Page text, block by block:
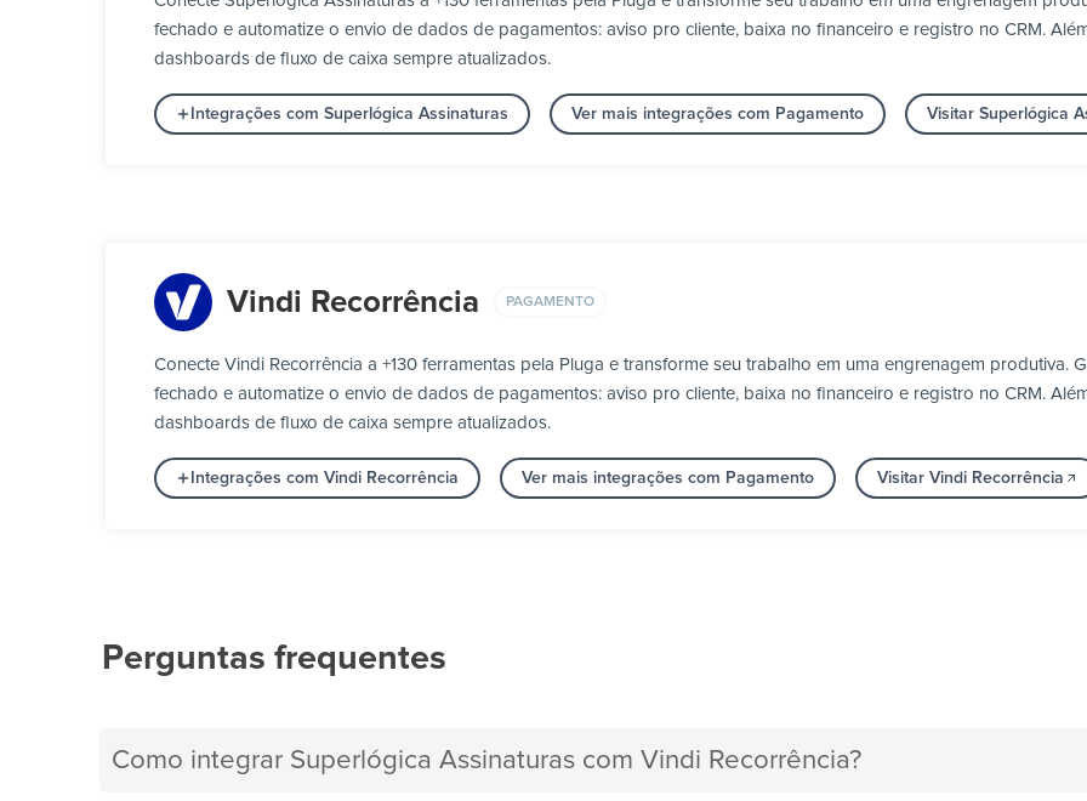
fechado e automatize o envio de dados de pagamentos: aviso pro cliente, baixa no financeiro e registro no CRM.
dashboards de fluxo de caixa sempre atualizados.
Integrações com Superlógica Assinaturas Ver mais integrações com Pagamento Visitar Superlógica
Vindi Recorrência PAGAMENTO
Conecte Vindi Recorrência a +130 ferramentas pela Pluga e transforme seu trabalho em uma engrenagem produtiva.
fechado e automatize o envio de dados de pagamentos: aviso pro cliente, baixa no financeiro e registro no CRM.
dashboards de fluxo de caixa sempre atualizados.
Integrações com Vindi Recorrência Ver mais integrações com Pagamento Visitar Vindi Recorrência
Perguntas frequentes
Como integrar Superlógica Assinaturas com Vindi Recorrência?